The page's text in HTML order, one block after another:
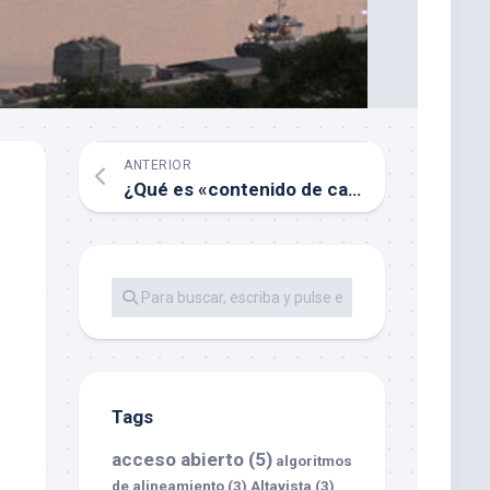
ANTERIOR
¿Qué es «contenido de calidad» para Google?
Tags
acceso abierto (5) algoritmos
de alineamiento (3) Altavista (3)